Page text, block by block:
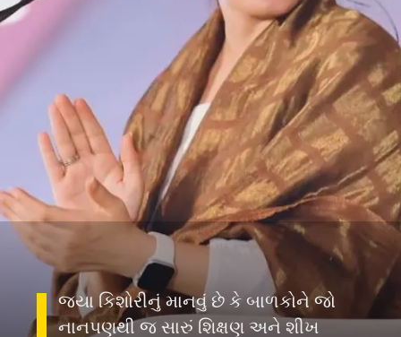
જયા કિશોરીનું માનવું છે કે બાળકોને જો
નાનપણથી જ સારું શિક્ષણ અને શીખ